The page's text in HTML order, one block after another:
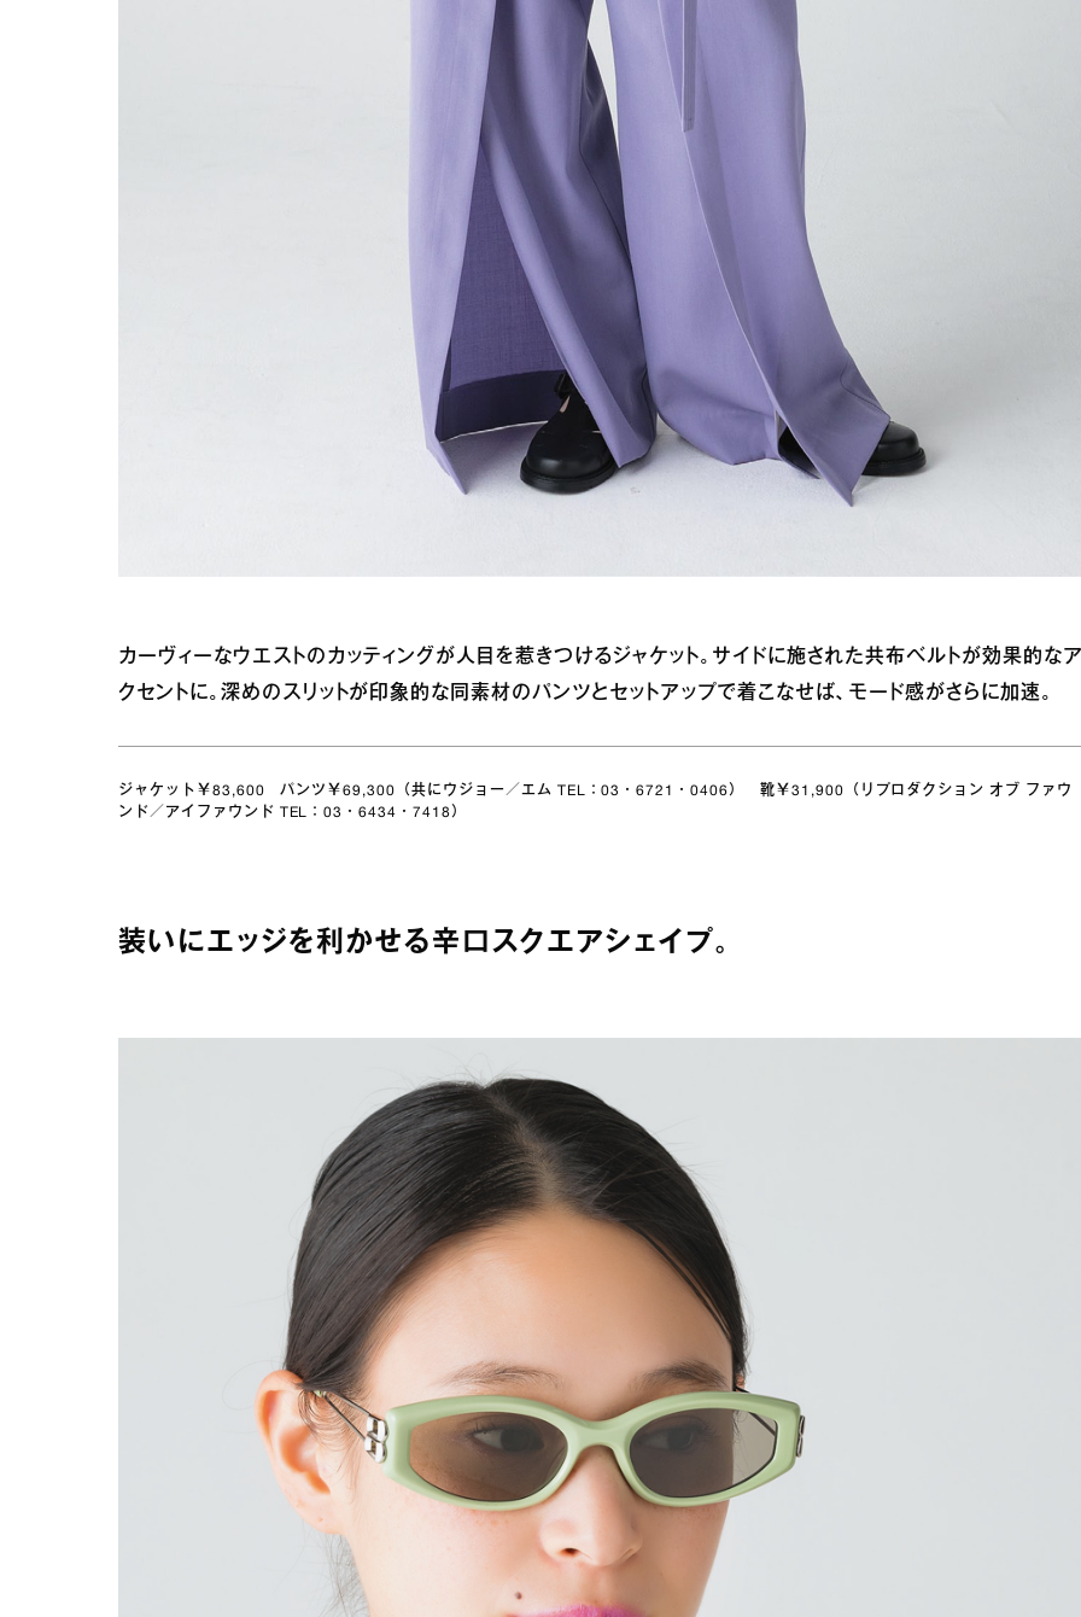
カーヴィーなウエストのカッティングが人目を惹きつけるジャケット。サイドに施された共布ベルトが効果的な
クセントに。深めのスリットが印象的な同素材のパンツとセットアップで着こなせば、モード感がさらに加速。
ジャケット￥83,600 パンツ￥69,300（共にウジョー／エム TEL：03・6721・0406） 靴￥31,900（リプロダクション オブ ファウ
ンド／アイファウンド TEL：03・6434・7418）
装いにエッジを利かせる辛口スクエアシェイプ。